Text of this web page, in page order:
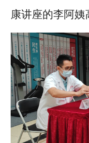
康讲座的李阿姨